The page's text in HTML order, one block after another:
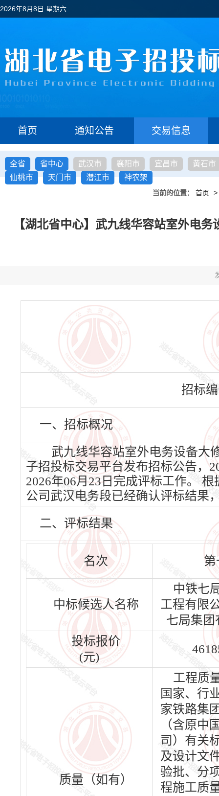
2026年8月8日 星期六
首页 通知公告 交易信息
全省 省中心 武汉市 襄阳市 宜昌市
黄石市
仙桃市
天门市 潜江市 神农架
当前的位置： 首页 >
【湖北省中心】武九线华容站室外电
招标
一、招标概况
武九线华容站室外电务设备大
子招投标交易平台发布招标公告，
2026年06月23日完成评标工作。
公司武汉电务段已经确认评标结果
二、评标结果
名次 第
中标候选人名称
中铁七
工程有限
七局集团
投标报价
(元)
质量（如有）
工程质
国家、行
家铁路集
（含原中
司）有关
及设计文
验批、分
程施工质